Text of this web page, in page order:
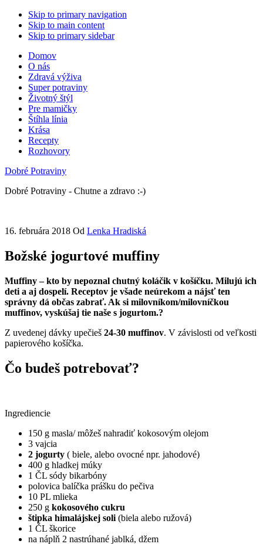
Skip to primary navigation
Skip to main content
Skip to primary sidebar
Domov
O nás
Zdravá výživa
Super potraviny
Životný štýl
Pre mamičky
Štíhla línia
Krása
Recepty
Rozhovory
Dobré Potraviny
Dobré Potraviny - Chutne a zdravo :-)
16. februára 2018 Od Lenka Hradiská
Božské jogurtové muffiny
Muffiny – kto by nepoznal chutný koláčik v košíčku. Milujú ich
deti a aj dospelí. Receptov je všade neúrekom a nájsť ten
správny dá občas zabrať. Ak si milovníkom/milovníčkou
muffinov, vyskúšaj tie naše s jogurtom.?
Z uvedenej dávky upečieš 24-30 muffinov. V závislosti od veľkosti
papierového košíčka.
Čo budeš potrebovať?
Ingrediencie
150 g masla/ môžeš nahradiť kokosovým olejom
3 vajcia
2 jogurty ( biele, alebo ovocné npr. jahodové)
400 g hladkej múky
1 ČL sódy bikarbóny
polovica balíčka prášku do pečiva
10 PL mlieka
250 g kokosového cukru
štipka himalájskej soli (biela alebo ružová)
1 ČL škorice
na náplň 2 nastrúhané jablká, džem